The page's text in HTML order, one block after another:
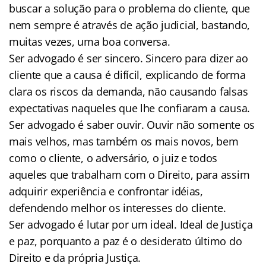
buscar a solução para o problema do cliente, que
nem sempre é através de ação judicial, bastando,
muitas vezes, uma boa conversa.
Ser advogado é ser sincero. Sincero para dizer ao
cliente que a causa é difícil, explicando de forma
clara os riscos da demanda, não causando falsas
expectativas naqueles que lhe confiaram a causa.
Ser advogado é saber ouvir. Ouvir não somente os
mais velhos, mas também os mais novos, bem
como o cliente, o adversário, o juiz e todos
aqueles que trabalham com o Direito, para assim
adquirir experiência e confrontar idéias,
defendendo melhor os interesses do cliente.
Ser advogado é lutar por um ideal. Ideal de Justiça
e paz, porquanto a paz é o desiderato último do
Direito e da própria Justiça.